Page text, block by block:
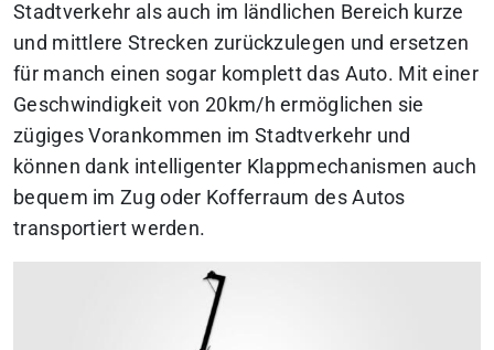
Stadtverkehr als auch im ländlichen Bereich kurze
und mittlere Strecken zurückzulegen und ersetzen
für manch einen sogar komplett das Auto. Mit einer
Geschwindigkeit von 20km/h ermöglichen sie
zügiges Vorankommen im Stadtverkehr und
können dank intelligenter Klappmechanismen auch
bequem im Zug oder Kofferraum des Autos
transportiert werden.